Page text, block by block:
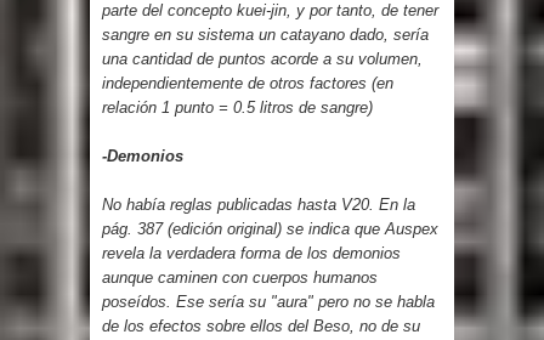
parte del concepto kuei-jin, y por tanto, de tener
sangre en su sistema un catayano dado, sería
una cantidad de puntos acorde a su volumen,
independientemente de otros factores (en
relación 1 punto = 0.5 litros de sangre)
-Demonios
No había reglas publicadas hasta V20. En la
pág. 387 (edición original) se indica que Auspex
revela la verdadera forma de los demonios
aunque caminen con cuerpos humanos
poseídos. Ese sería su "aura" pero no se habla
de los efectos sobre ellos del Beso, no de su